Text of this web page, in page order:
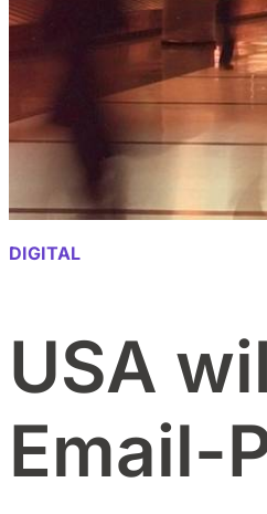
DIGITAL
USA
Email-